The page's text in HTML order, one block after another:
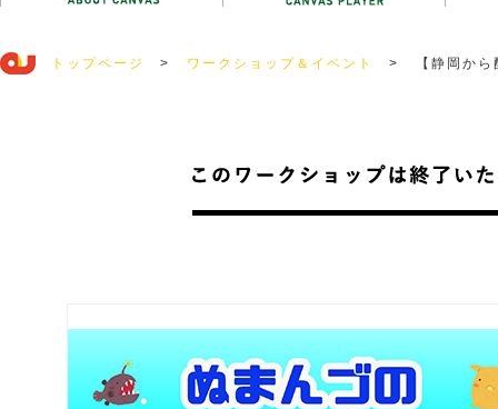
トップページ > ワークショップ＆イベント > 【静岡か